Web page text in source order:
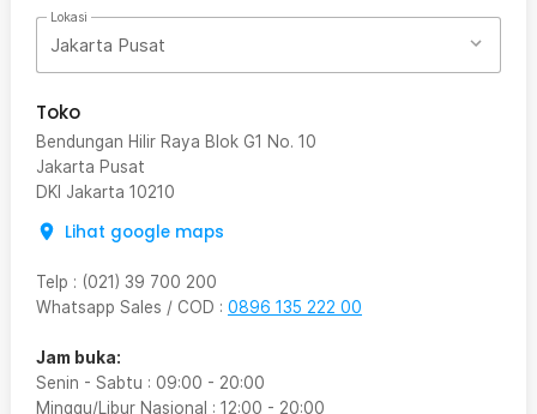
Lokasi
Jakarta Pusat
Toko
Bendungan Hilir Raya Blok G1 No. 10
Jakarta Pusat
DKI Jakarta 10210
Lihat google maps
Telp : (021) 39 700 200
Whatsapp Sales / COD : 0896 135 222 00
Jam buka:
Senin - Sabtu : 09:00 - 20:00
Minggu/Libur Nasional : 12:00 - 20:00